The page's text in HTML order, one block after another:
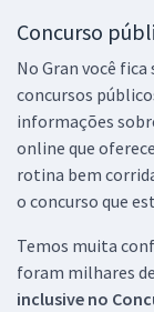
Concurso
No Gran você
concursos
informações
online que
rotina bem
o concurso que
Temos muita
foram milhares
inclusive no